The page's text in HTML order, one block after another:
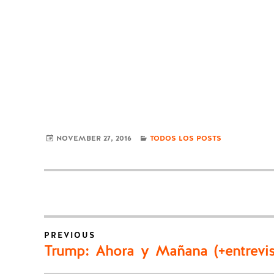
NOVEMBER 27, 2016 CATEGORIES
TODOS LOS POSTS
Post
navigation
PREVIOUS
Previous
Trump: Ahora y Mañana